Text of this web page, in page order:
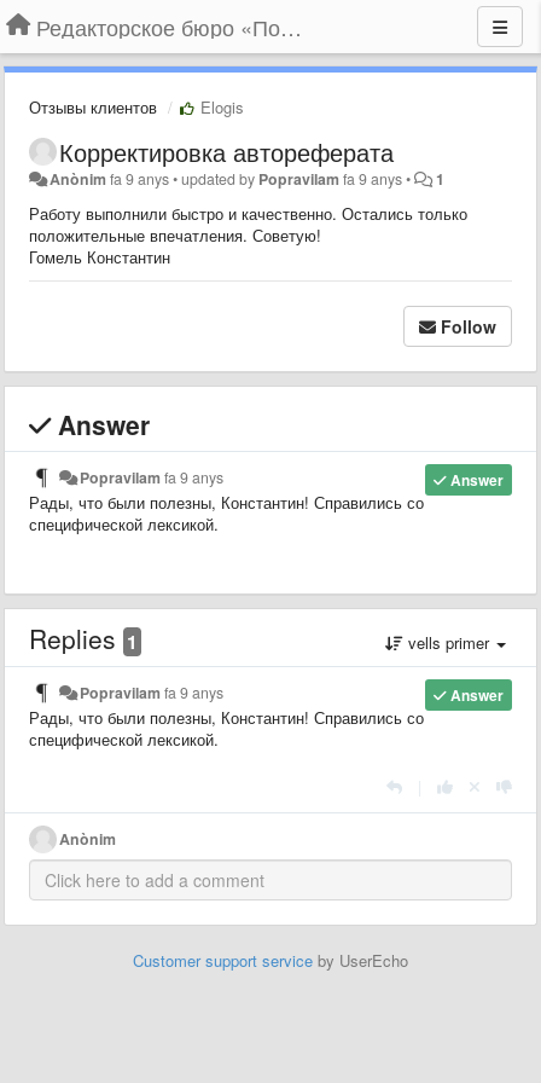
Редакторское бюро «По правилам»
Отзывы клиентов Elogis
Корректировка автореферата
Anònim fa 9 anys•updated by Popravilam fa 9 anys• 1
Работу выполнили быстро и качественно. Остались только
положительные впечатления. Советую!
Гомель Константин
Follow
Answer
Answer
Popravilam fa 9 anys
Рады, что были полезны, Константин! Справились со
специфической лексикой.
Replies 1 vells primer
Answer
Popravilam fa 9 anys
Рады, что были полезны, Константин! Справились со
специфической лексикой.
Anònim
Customer support service by UserEcho